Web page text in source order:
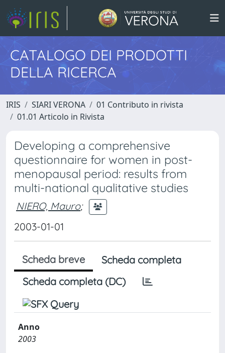
CATALOGO DEI PRODOTTI
DELLA RICERCA
IRIS SIARI VERONA
01 Contributo in rivista
01.01 Articolo in Rivista
Developing a comprehensive
questionnaire for women in post-
menopausal period: results from
multi-national qualitative studies
NIERO, Mauro;
2003-01-01
Scheda breve
Scheda completa
Scheda completa (DC)
Anno
2003